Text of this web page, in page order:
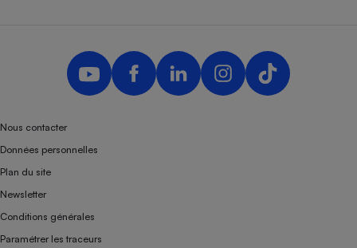
Nous contacter
Données personnelles
Plan du site
Newsletter
Conditions générales
Paramétrer les traceurs